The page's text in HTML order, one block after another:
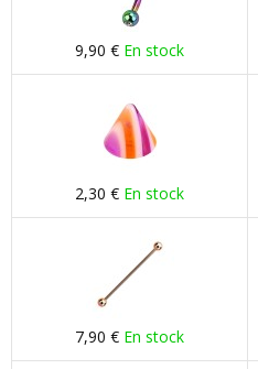
9,90 € En stock
2,30 € En stock
7,90 € En stock